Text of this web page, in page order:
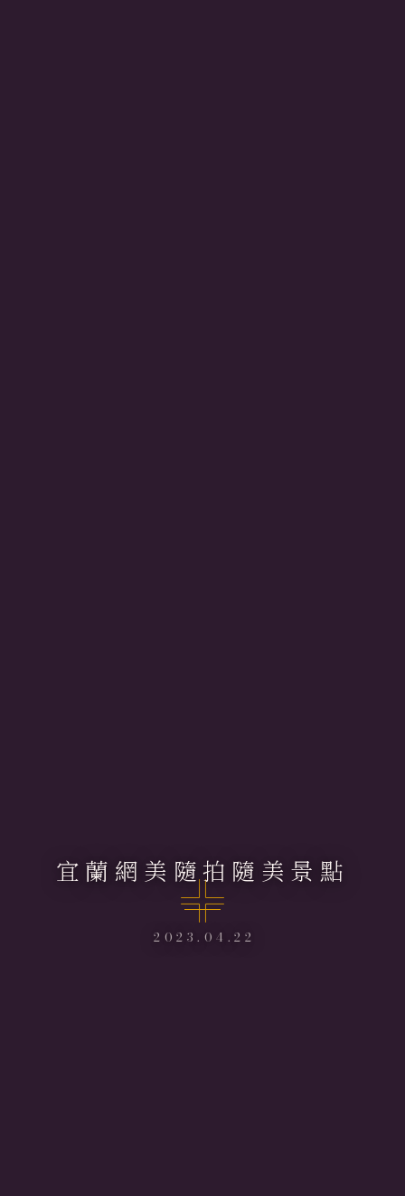
宜蘭網美隨拍隨美景點
2023.04.22